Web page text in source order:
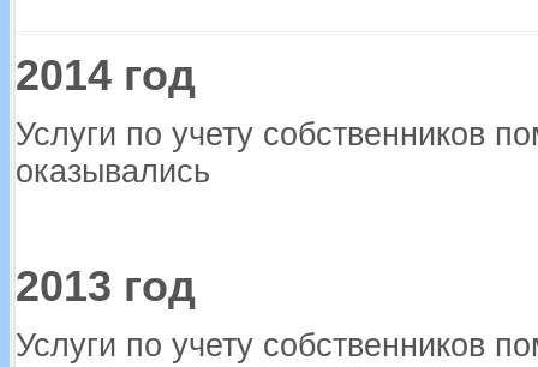
2014 год
Услуги по учету собственников
оказывались
2013 год
Услуги по учету собственников